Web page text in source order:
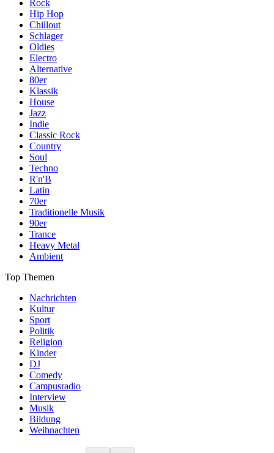
Rock
Hip Hop
Chillout
Schlager
Oldies
Electro
Alternative
80er
Klassik
House
Jazz
Indie
Classic Rock
Country
Soul
Techno
R'n'B
Latin
70er
Traditionelle Musik
90er
Trance
Heavy Metal
Ambient
Top Themen
Nachrichten
Kultur
Sport
Politik
Religion
Kinder
DJ
Comedy
Campusradio
Interview
Musik
Bildung
Weihnachten